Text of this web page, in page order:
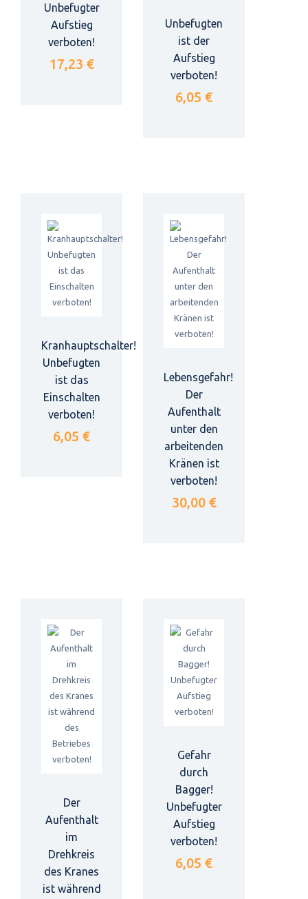
Unbefugter
Aufstieg
verboten!
17,23 €
Unbefugten
ist der
Aufstieg
verboten!
6,05 €
Kranhauptschalter!
Unbefugten
ist das
Einschalten
verboten!
6,05 €
Lebensgefahr!
Der
Aufenthalt
unter den
arbeitenden
Kränen ist
verboten!
30,00 €
Der
Aufenthalt
im
Drehkreis
des Kranes
ist während
Gefahr
durch
Bagger!
Unbefugter
Aufstieg
verboten!
6,05 €